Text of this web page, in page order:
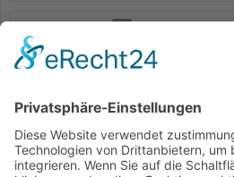
Bewertungen lesen, schreiben und
Service Hotline
Shop Service